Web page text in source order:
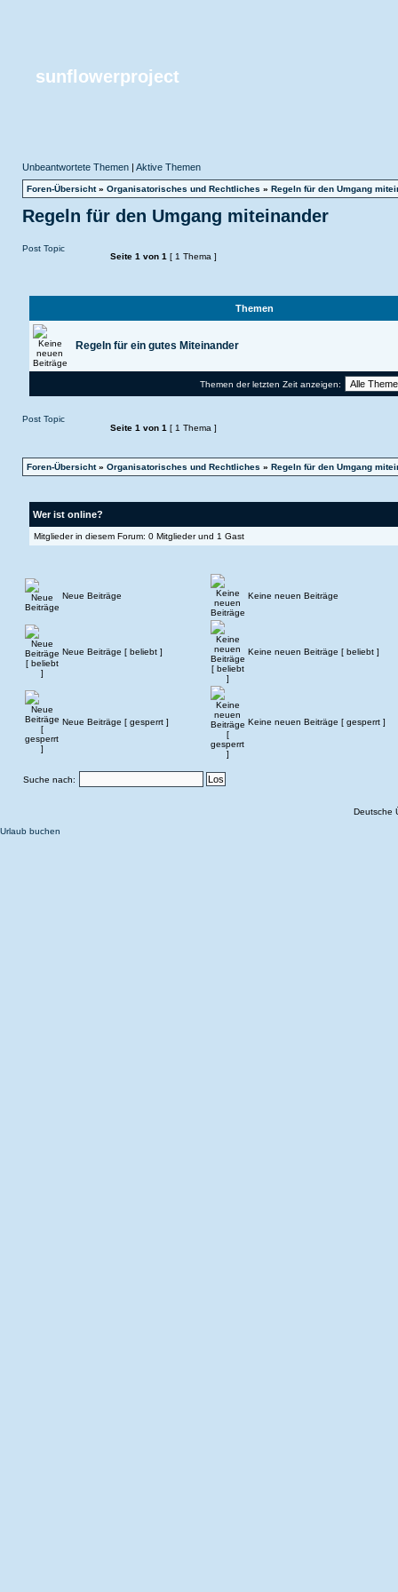
sunflowerproject
Unbeantwortete Themen| Aktive Themen
Foren-Übersicht» Organisatorisches und Rechtliches » Regeln für den Umgang
Regeln für den Umgang miteinander
Post Topic
Seite 1 von 1 [ 1 Thema ]
Themen
Regeln für ein gutes Miteinander
Themen der letzten Zeit anzeigen:
Post Topic
Seite 1 von 1 [ 1 Thema ]
Foren-Übersicht» Organisatorisches und Rechtliches » Regeln für den Umgang
Wer ist online?
Mitglieder in diesem Forum: 0 Mitglieder und 1 Gast
Neue Beiträge Keine neuen Beiträge
Neue Beiträge [ beliebt ] Keine neuen Beiträge [ beliebt ]
Neue Beiträge [ gesperrt ] Keine neuen Beiträge [ gesperrt ]
Suche nach:
Deutsche
Urlaub buchen